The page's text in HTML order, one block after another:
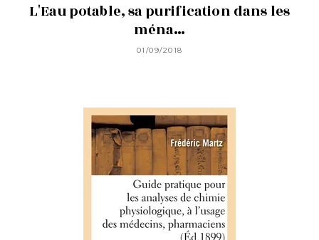
L'Eau potable, sa purification dans les
ména…
01/09/2018